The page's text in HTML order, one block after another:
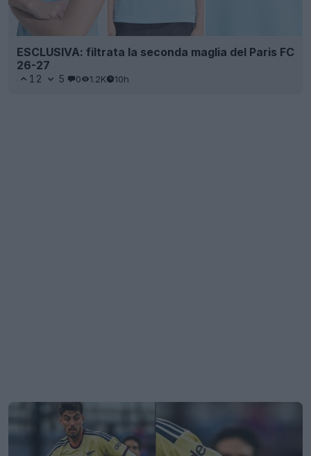
ESCLUSIVA: filtrata la seconda maglia del Paris FC
26-27
12 5 0 1.2K 10h